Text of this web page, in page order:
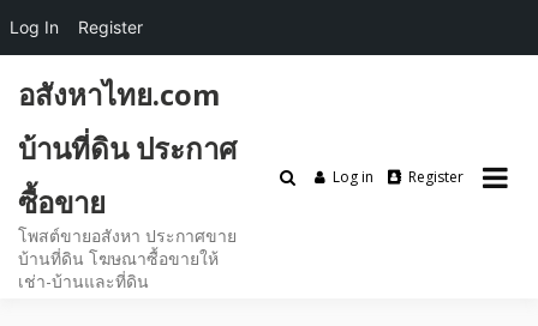
content
อสังหาไทย.com
บ้านที่ดิน ประกาศ
ซื้อขาย
โพสต์ขายอสังหา ประกาศขาย
บ้านที่ดิน โฆษณาซื้อขายให้
เช่า-บ้านและที่ดิน
Log in Register
Log In Register